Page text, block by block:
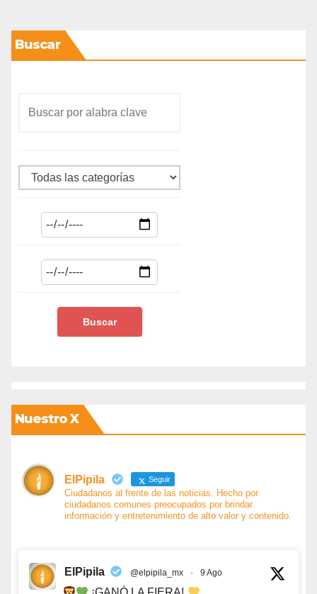
Buscar
Nuestro X
ElPipila Seguir
Ciudadanos al frente de las noticias. Hecho por
ciudadanos comunes preocupados por brindar
información y entretenimiento de alto valor y contenido.
ElPipila @elpipila_mx · 9 Ago